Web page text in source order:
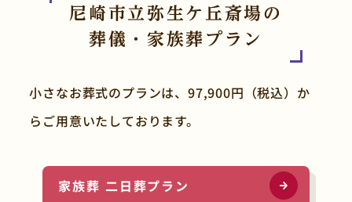
尼崎市立弥生ケ丘斎場の
葬儀・家族葬プラン
小さなお葬式のプランは、97,900円（税込）か
らご用意いたしております。
家族葬 二日葬プラン